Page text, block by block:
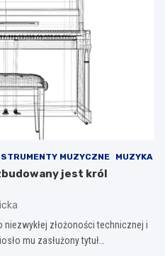
MUZYCZNE MUZYKA
jest król
złożoności technicznej i
mu zasłużony tytuł…